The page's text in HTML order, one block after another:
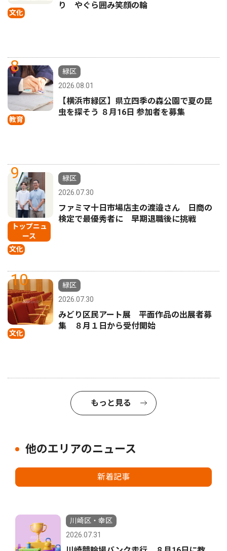
文化
り やぐら囲み笑顔の輪
8
教育
緑区
2026.08.01
【横浜市緑区】県立四季の森公園で夏の昆
虫を探そう ８月16日 参加者を募集
9
トップニュ
ース
文化
緑区
2026.07.30
ファミマ十日市場店主の渡邉さん 日商の
検定で最優秀者に 早期退職後に挑戦
10
文化
緑区
2026.07.30
みどり区民アート展 平面作品の出展者募
集 ８月１日から受付開始
もっと見る
他のエリアのニュース
新着記事
川崎区・幸区
2026.07.31